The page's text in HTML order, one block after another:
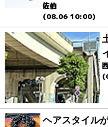
佐伯
(08.06 10:00)
ヘアスタイル